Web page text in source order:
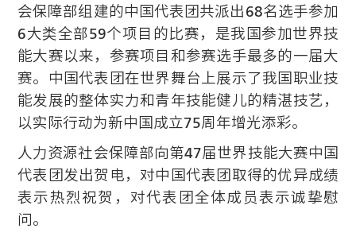
会保障部组建的中国代表团共派出68名选手参加
6大类全部59个项目的比赛，是我国参加世界技
能大赛以来，参赛项目和参赛选手最多的一届大
赛。中国代表团在世界舞台上展示了我国职业技
能发展的整体实力和青年技能健儿的精湛技艺，
以实际行动为新中国成立75周年增光添彩。
人力资源社会保障部向第47届世界技能大赛中国
代表团发出贺电，对中国代表团取得的优异成绩
表示热烈祝贺，对代表团全体成员表示诚挚慰
问。